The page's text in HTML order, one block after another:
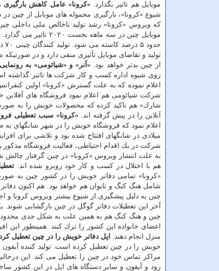
موبایل هم تاثیر بگذارد.«كرونا» عامل كاهش بارگیری
كه ویروس «كرونا» رشد تولید ناخالص ملی داخلی
موبایل چین در سه
از چین بدتر خواهد بود. «آنر» و «شیائومی» به رونمایی
روی شیوه اداره كسب و كار شركت ها تاثیر گذاشته
شركت شیائومی هم اعلام نمود فروشگاه های
شارك» هم تاكید كرده كه محصولات خویش را به
آنلاین را در پیش گرفته اند.«كرونا» سبب تعطیلی
میلادی در شانگهای افتتاح شده بود و تلاشی برای
شركت در یك اقدام احتیاطی، فعالیت فروشگاه مذكور
به علت انتشار ویروس «كرونا» در چین گرفتار
هم با اختلال در كسب و كار خود روبرو شده اند.
«كرونا» تمامی دفاتر خویش را در كشور چین به
شامل هنگ كنگ و تایوان هم خواهد بود. هم اكنون
چین به دلیل پیشگیری از شیوع بیشتر ویروس كرونا و
آخر این تعطیلات دفاتر گوگل در چین بازگشایی
چین و هنگ كنگ هم به همین علت به شكل جدی محدود
منزل انجام دهند. اپل دفاتر خویش را در چین تعطیل
خویش را در چین تعطیل كرده است. تولید كننده
مراكز تماس خود در چین را تعطیل می كند. این
رود و آیفون و سایر دستگاه های اپل در این كشور